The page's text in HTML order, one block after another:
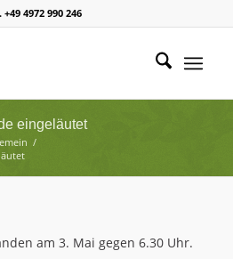
+49 4972 990 246
eingeläutet
/
am 3. Mai gegen 6.30 Uhr.